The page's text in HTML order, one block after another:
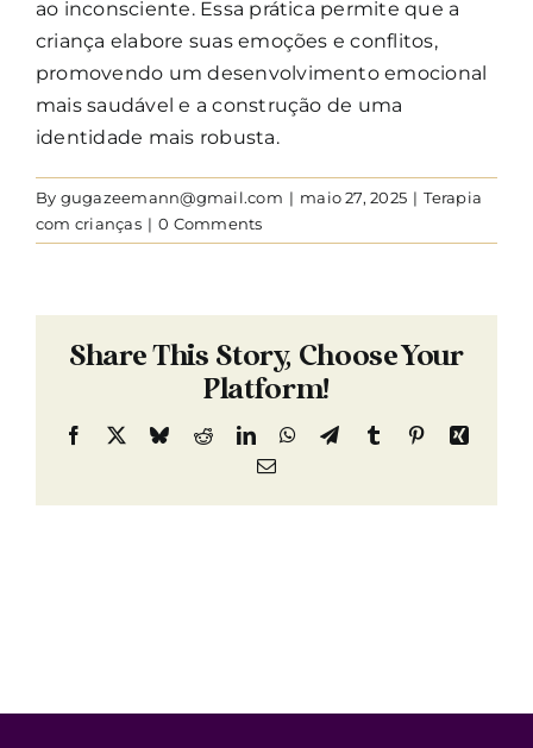
ao inconsciente. Essa prática permite que a
criança elabore suas emoções e conflitos,
promovendo um desenvolvimento emocional
mais saudável e a construção de uma
identidade mais robusta.
By gugazeemann@gmail.com | maio 27, 2025 | Terapia
com crianças | 0 Comments
Share This Story, Choose Your
Platform!
Facebook BlueskyRedditLinkedInWhatsApp
TelegramTumblr PinterestXing
Email